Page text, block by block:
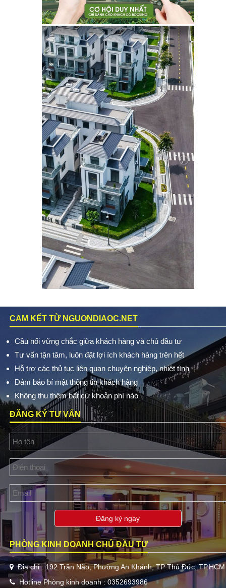
CAM KẾT TỪ NGUONDIAOC.NET
Cầu nối vững chắc giữa khách hàng và chủ đầu tư
Tư vấn tận tâm, luôn đặt lợi ích khách hàng trên hết
Hỗ trợ các thủ tục liên quan chuyên nghiệp, nhiệt tình
Đảm bảo bí mật thông tin khách hàng
Không thu thêm bất cứ khoản phí nào
ĐĂNG KÝ TƯ VẤN
Đăng ký ngay
PHÒNG KINH DOANH CHỦ ĐẦU TƯ
Địa chỉ : 192 Trần Não, Phường An Khánh, TP Thủ Đức, TP.HCM
Hotline Phòng kinh doanh : 0352693986